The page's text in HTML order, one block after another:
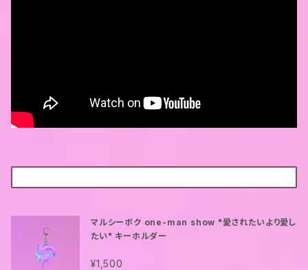
マルシーボク one-man show "愛されたいより愛し
たい" キーホルダー
¥1,500